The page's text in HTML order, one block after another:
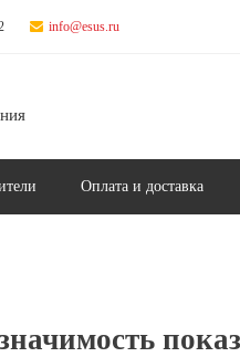
info@esus.ru
Оплата и доставка